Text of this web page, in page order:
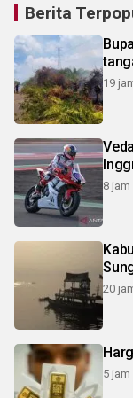
Berita
19
8 jam
20
5 jam